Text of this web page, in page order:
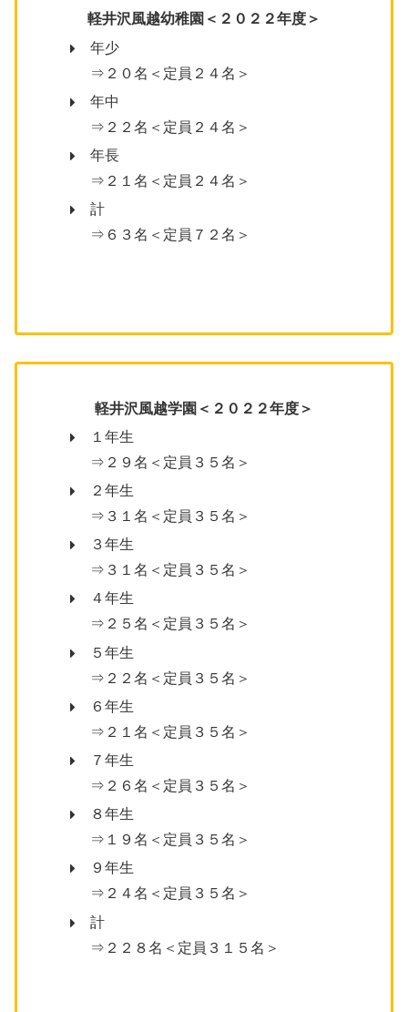
軽井沢風越幼稚園 ＜２０２２年度＞
年少
⇒２０名＜定員２４名＞
年中
⇒２２名＜定員２４名＞
年長
⇒２１名＜定員２４名＞
計
⇒６３名＜定員７２名＞
軽井沢風越学園 ＜２０２２年度＞
１年生
⇒２９名＜定員３５名＞
２年生
⇒３１名＜定員３５名＞
３年生
⇒３１名＜定員３５名＞
４年生
⇒２５名＜定員３５名＞
５年生
⇒２２名＜定員３５名＞
６年生
⇒２１名＜定員３５名＞
７年生
⇒２６名＜定員３５名＞
８年生
⇒１９名＜定員３５名＞
９年生
⇒２４名＜定員３５名＞
計
⇒２２８名＜定員３１５名＞